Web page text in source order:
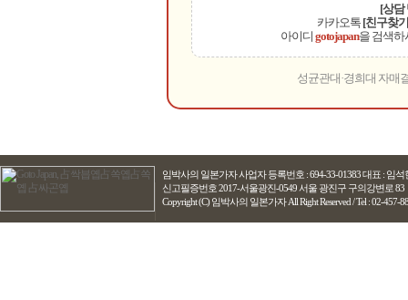
[상담
카카오톡 [친구찾
아이디 gotojapan을 검색하
성균관대·경희대 자매
임박사의 일본가자사업자 등록번호 : 694-33-01383 대표 : 임
신고필증번호 2017-서울광진-0549 서울 광진구 구의강변로 83
Copyright (C) 임박사의 일본가자 All Right Reserved / Tel : 02-457-